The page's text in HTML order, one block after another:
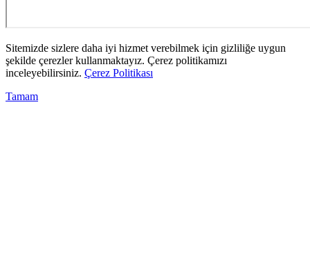
Sitemizde sizlere daha iyi hizmet verebilmek için gizliliğe uygun
şekilde çerezler kullanmaktayız. Çerez politikamızı
inceleyebilirsiniz. Çerez Politikası
Tamam